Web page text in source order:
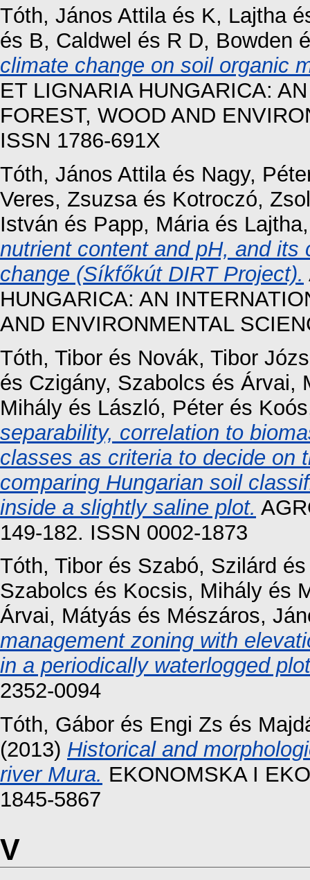
Tóth, János Attilaés K, Lajtha
és B, Caldwel és R D, Bowden
climate change on soil organic
ET LIGNARIA HUNGARICA:
FOREST, WOOD AND
ISSN 1786-691X
Tóth, János Attilaés Nagy,
Veres, Zsuzsaés Kotroczó,
István és Papp, Máriaés
nutrient content and pH, and
change (Síkfőkút DIRT Project).
HUNGARICA: AN
AND ENVIRONMENTAL
Tóth, Tibor és Novák, Tibor
és Czigány, Szabolcs és Árvai,
Mihály és László, Péter és
separability, correlation to
classes as criteria to decide on
comparing Hungarian soil
inside a slightly saline plot.
149-182. ISSN 0002-1873
Tóth, Tibor és Szabó, Szilárd
Szabolcs és Kocsis, Mihály és
Árvai, Mátyás és Mészáros,
management zoning with
in a periodically waterlogged
2352-0094
Tóth, Gábor és Engi Zs és
(2013) Historical and
river Mura. EKONOMSKA I
1845-5867
V